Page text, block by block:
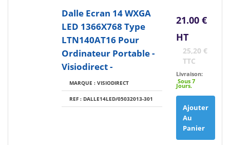
Dalle Ecran 14 WXGA
LED 1366X768 Type
LTN140AT16 Pour
Ordinateur Portable -
Visiodirect -
MARQUE : VISIODIRECT
REF : DALLE14LED/05032013-301
21.00 €
HT
25,20 €
TTC
Livraison:
Sous 7
Jours.
Ajouter
Au
Panier